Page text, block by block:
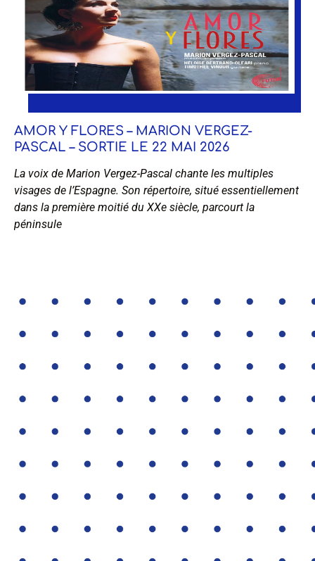
AMOR Y FLORES – MARION VERGEZ-
PASCAL – SORTIE LE 22 MAI 2026
La voix de Marion Vergez-Pascal chante les multiples
visages de l’Espagne. Son répertoire, situé essentiellement
dans la première moitié du XXe siècle, parcourt la
péninsule